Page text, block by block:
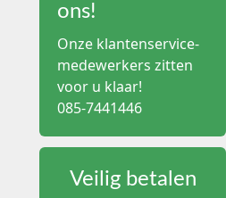
ons!
Onze klantenservice-
medewerkers zitten
voor u klaar!
085-7441446
Veilig betalen